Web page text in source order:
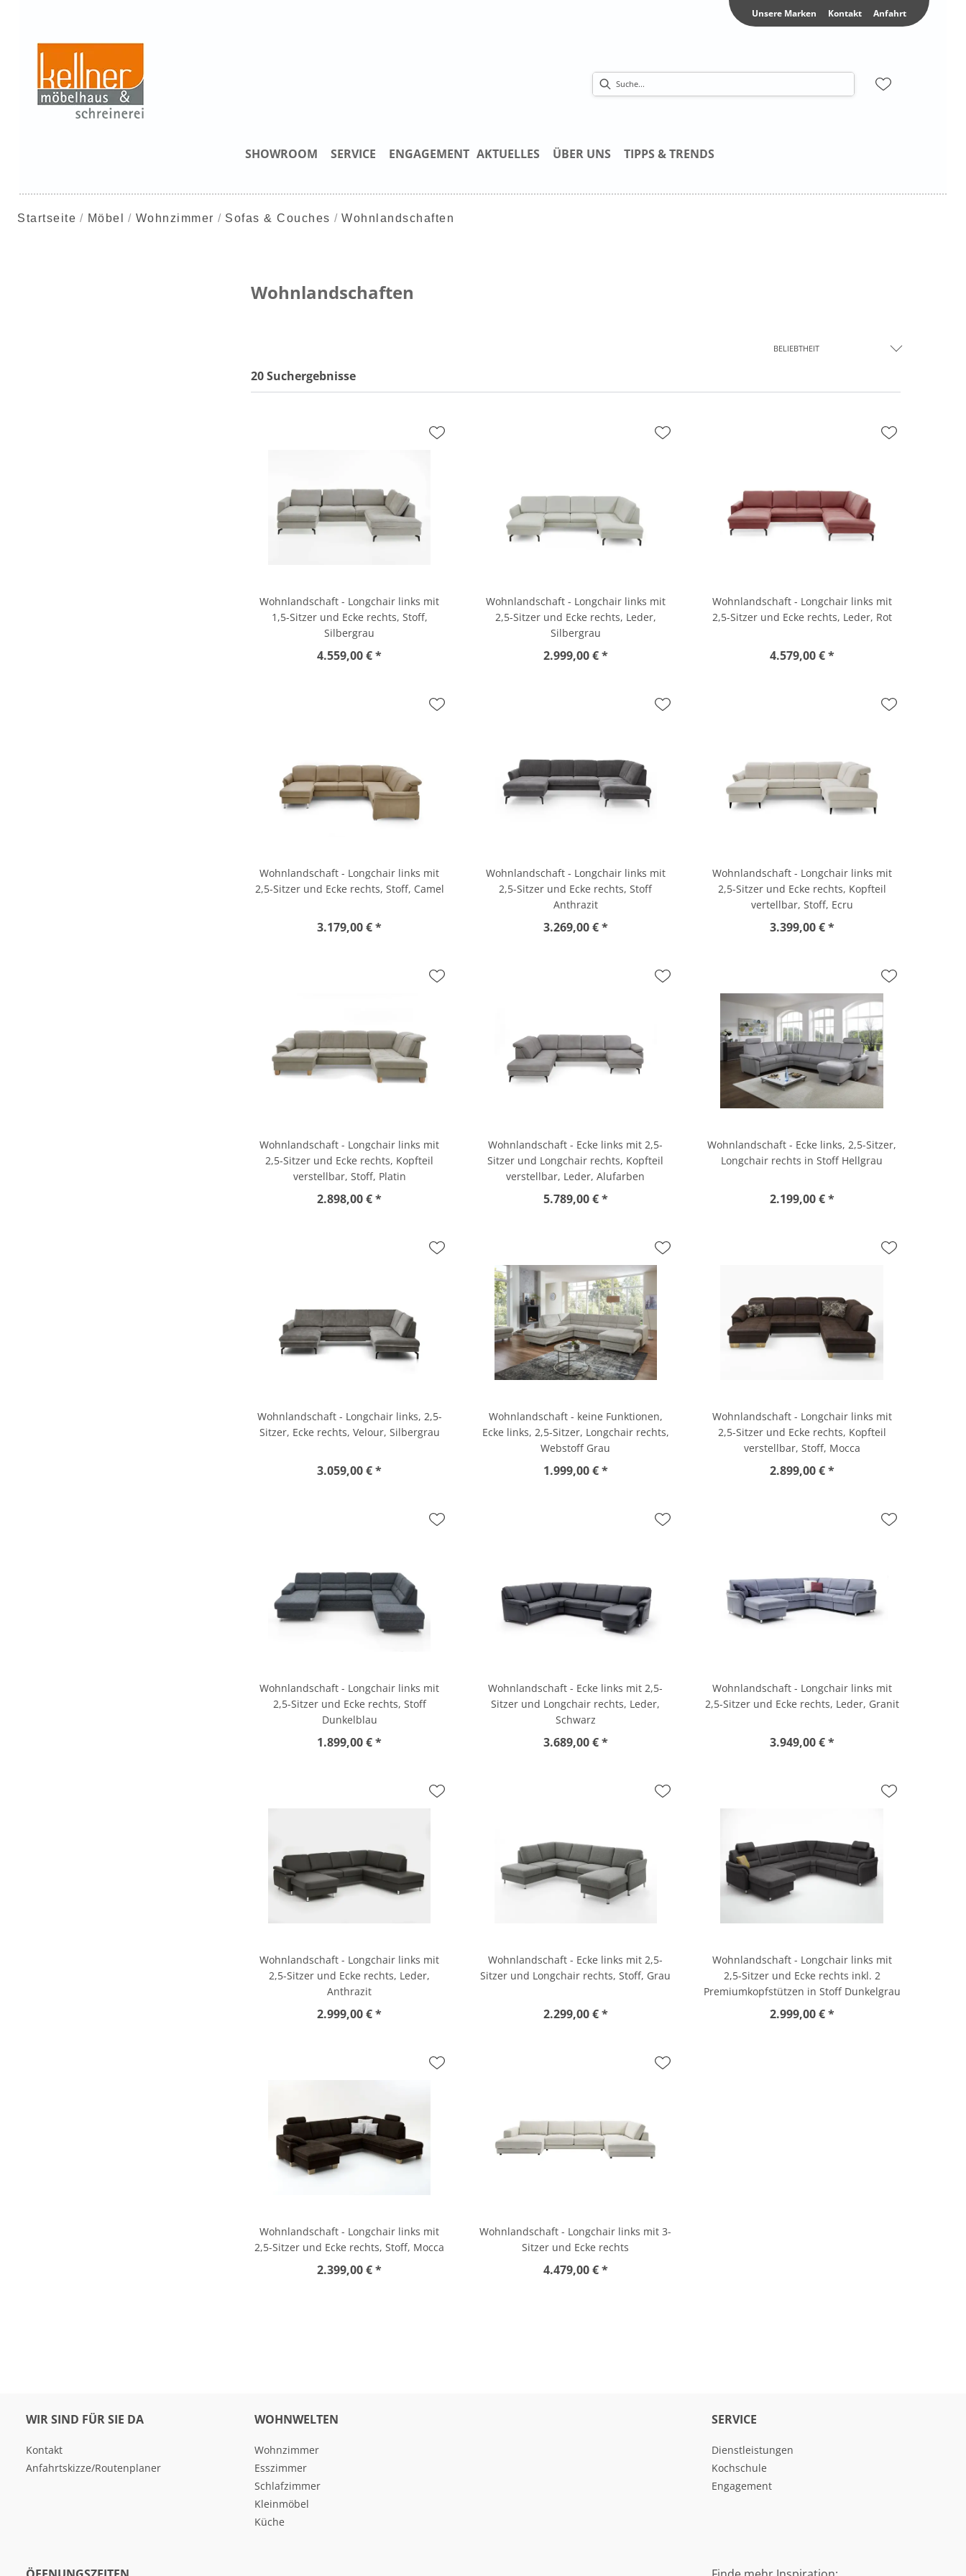
Unsere Marken Kontakt Anfahrt
SHOWROOM SERVICE ENGAGEMENT AKTUELLES ÜBER UNS TIPPS & TRENDS
Startseite Möbel Wohnzimmer Sofas & Couches Wohnlandschaften
Wohnlandschaften
BELIEBTHEIT
20 Suchergebnisse
Wohnlandschaft - Longchair links mit
1,5-Sitzer und Ecke rechts, Stoff,
Silbergrau
4.559,00 € *
Wohnlandschaft - Longchair links mit
2,5-Sitzer und Ecke rechts, Leder,
Silbergrau
2.999,00 € *
Wohnlandschaft - Longchair links mit
2,5-Sitzer und Ecke rechts, Leder, Rot
4.579,00 € *
Wohnlandschaft - Longchair links mit
2,5-Sitzer und Ecke rechts, Stoff, Camel
3.179,00 € *
Wohnlandschaft - Longchair links mit
2,5-Sitzer und Ecke rechts, Stoff
Anthrazit
3.269,00 € *
Wohnlandschaft - Longchair links mit
2,5-Sitzer und Ecke rechts, Kopfteil
vertellbar, Stoff, Ecru
3.399,00 € *
Wohnlandschaft - Longchair links mit
2,5-Sitzer und Ecke rechts, Kopfteil
verstellbar, Stoff, Platin
2.898,00 € *
Wohnlandschaft - Ecke links mit 2,5-
Sitzer und Longchair rechts, Kopfteil
verstellbar, Leder, Alufarben
5.789,00 € *
Wohnlandschaft - Ecke links, 2,5-Sitzer,
Longchair rechts in Stoff Hellgrau
2.199,00 € *
Wohnlandschaft - Longchair links, 2,5-
Sitzer, Ecke rechts, Velour, Silbergrau
3.059,00 € *
Wohnlandschaft - keine Funktionen,
Ecke links, 2,5-Sitzer, Longchair rechts,
Webstoff Grau
1.999,00 € *
Wohnlandschaft - Longchair links mit
2,5-Sitzer und Ecke rechts, Kopfteil
verstellbar, Stoff, Mocca
2.899,00 € *
Wohnlandschaft - Longchair links mit
2,5-Sitzer und Ecke rechts, Stoff
Dunkelblau
1.899,00 € *
Wohnlandschaft - Ecke links mit 2,5-
Sitzer und Longchair rechts, Leder,
Schwarz
3.689,00 € *
Wohnlandschaft - Longchair links mit
2,5-Sitzer und Ecke rechts, Leder, Granit
3.949,00 € *
Wohnlandschaft - Longchair links mit
2,5-Sitzer und Ecke rechts, Leder,
Anthrazit
2.999,00 € *
Wohnlandschaft - Ecke links mit 2,5-
Sitzer und Longchair rechts, Stoff, Grau
2.299,00 € *
Wohnlandschaft - Longchair links mit
2,5-Sitzer und Ecke rechts inkl. 2
Premiumkopfstützen in Stoff Dunkelgrau
2.999,00 € *
Wohnlandschaft - Longchair links mit
2,5-Sitzer und Ecke rechts, Stoff, Mocca
2.399,00 € *
Wohnlandschaft - Longchair links mit 3-
Sitzer und Ecke rechts
4.479,00 € *
WIR SIND FÜR SIE DA
Kontakt
Anfahrtskizze/Routenplaner
WOHNWELTEN
Wohnzimmer
Esszimmer
Schlafzimmer
Kleinmöbel
Küche
SERVICE
Dienstleistungen
Kochschule
Engagement